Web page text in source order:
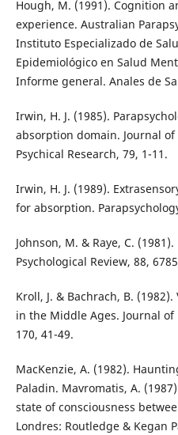
Hough, M. (1991). Cognition
experience. Australian
Instituto Especializado de
Epidemiológico en Salud
Informe general. Anales de
Irwin, H. J. (1985).
absorption domain. Journal
Psychical Research, 79, 1-11.
Irwin, H. J. (1989).
for absorption.
Johnson, M. & Raye, C.
Psychological Review, 88,
Kroll, J. & Bachrach, B.
in the Middle Ages. Journal
170, 41-49.
MacKenzie, A. (1982).
Paladin. Mavromatis, A.
state of consciousness
Londres: Routledge & Kegan